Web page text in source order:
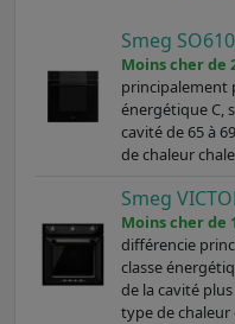
Smeg
Moins cher de
principalement
énergétique C,
cavité de 65 à
de chaleur
Smeg
Moins cher de
différencie
classe
de la cavité
type de